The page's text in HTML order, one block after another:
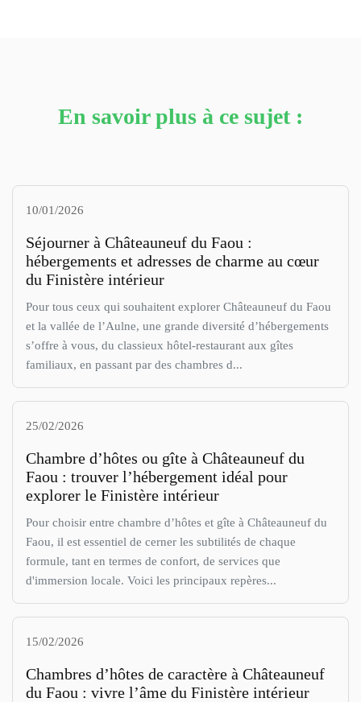
En savoir plus à ce sujet :
10/01/2026
Séjourner à Châteauneuf du Faou :
hébergements et adresses de charme au cœur
du Finistère intérieur
Pour tous ceux qui souhaitent explorer Châteauneuf du Faou
et la vallée de l’Aulne, une grande diversité d’hébergements
s’offre à vous, du classieux hôtel-restaurant aux gîtes
familiaux, en passant par des chambres d...
25/02/2026
Chambre d’hôtes ou gîte à Châteauneuf du
Faou : trouver l’hébergement idéal pour
explorer le Finistère intérieur
Pour choisir entre chambre d’hôtes et gîte à Châteauneuf du
Faou, il est essentiel de cerner les subtilités de chaque
formule, tant en termes de confort, de services que
d'immersion locale. Voici les principaux repères...
15/02/2026
Chambres d’hôtes de caractère à Châteauneuf
du Faou : vivre l’âme du Finistère intérieur